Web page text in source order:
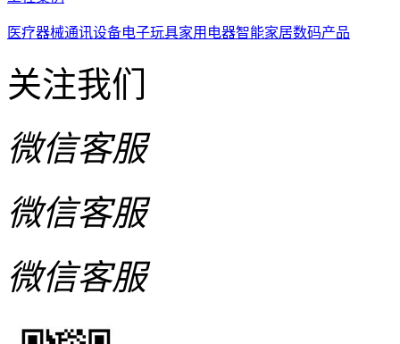
医疗器械通讯设备电子玩具家用电器智能家居数码产品
关注我们
微信客服
微信客服
微信客服